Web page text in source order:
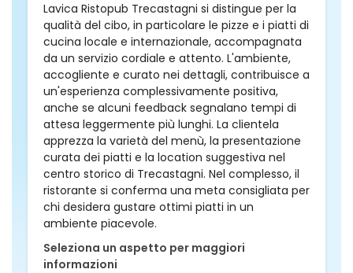
Lavica Ristopub Trecastagni si distingue per la
qualità del cibo, in particolare le pizze e i piatti di
cucina locale e internazionale, accompagnata
da un servizio cordiale e attento. L'ambiente,
accogliente e curato nei dettagli, contribuisce a
un'esperienza complessivamente positiva,
anche se alcuni feedback segnalano tempi di
attesa leggermente più lunghi. La clientela
apprezza la varietà del menù, la presentazione
curata dei piatti e la location suggestiva nel
centro storico di Trecastagni. Nel complesso, il
ristorante si conferma una meta consigliata per
chi desidera gustare ottimi piatti in un
ambiente piacevole.
Seleziona un aspetto per maggiori
informazioni